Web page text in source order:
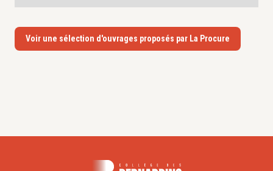
Voir une sélection d'ouvrages proposés par La Procure